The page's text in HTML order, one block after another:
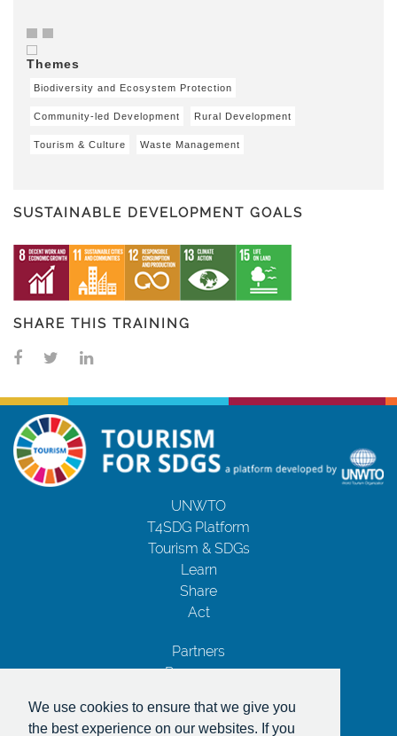
We use cookies to ensure that we give you
the best experience on our websites. If you
Themes
Biodiversity and Ecosystem Protection
Community-led Development Rural Development
Tourism & Culture Waste Management
SUSTAINABLE DEVELOPMENT GOALS
SHARE THIS TRAINING
UNWTO
T4SDG Platform
Tourism & SDGs
Learn
Share
Act
Partners
Resources
Privacy Notice